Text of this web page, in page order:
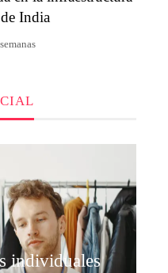
India
individuales